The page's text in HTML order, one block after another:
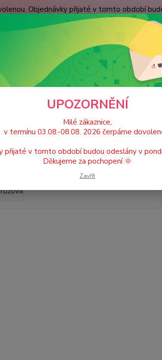
Objednávky přijaté v tomto období
Spokojenost zákazníků
Hledat
gymnastika / tanec / balet Dívčí taneční sukně
růžová
UPOZORNĚNÍ
Milé zákaznice,
v termínu 03.08.-08.08. 2026 čerpáme
přijaté v tomto období budou odeslány v
Děkujeme za pochopení 🌞
Zavřít